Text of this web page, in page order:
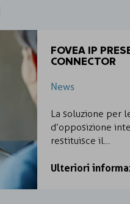
FOVEA IP
CONNECTOR
News
La soluzione per
d’opposizione
restituisce il…
Ulteriori